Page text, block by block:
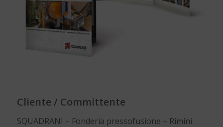
Cliente / Committente
SQUADRANI – Fonderia pressofusione – Rimini